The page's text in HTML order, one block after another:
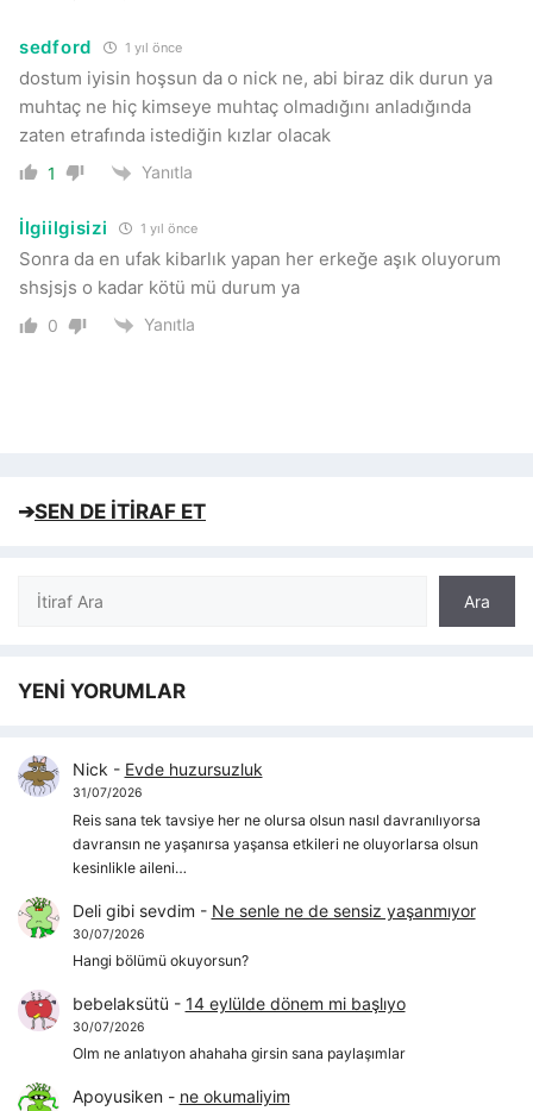
sedford 1 yıl önce
dostum iyisin hoşsun da o nick ne, abi biraz dik durun ya
muhtaç ne hiç kimseye muhtaç olmadığını anladığında
zaten etrafında istediğin kızlar olacak
1 Yanıtla
İlgiilgisizi 1 yıl önce
Sonra da en ufak kibarlık yapan her erkeğe aşık oluyorum
shsjsjs o kadar kötü mü durum ya
0 Yanıtla
➔SEN DE İTİRAF ET
Ara
Ara
YENİ YORUMLAR
Nick - Evde huzursuzluk
31/07/2026
Reis sana tek tavsiye her ne olursa olsun nasıl davranılıyorsa
davransın ne yaşanırsa yaşansa etkileri ne oluyorlarsa olsun
kesinlikle aileni…
Deli gibi sevdim - Ne senle ne de sensiz yaşanmıyor
30/07/2026
Hangi bölümü okuyorsun?
bebelaksütü - 14 eylülde dönem mi başlıyo
30/07/2026
Olm ne anlatıyon ahahaha girsin sana paylaşımlar
Apoyusiken- ne okumaliyim